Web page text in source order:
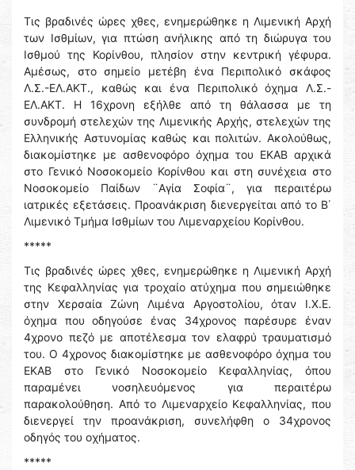
Τις βραδινές ώρες χθες, ενημερώθηκε η Λιμενική Αρχή
των Ισθμίων, για πτώση ανήλικης από τη διώρυγα του
Ισθμού της Κορίνθου, πλησίον στην κεντρική γέφυρα.
Αμέσως, στο σημείο μετέβη ένα Περιπολικό σκάφος
Λ.Σ.-ΕΛ.ΑΚΤ., καθώς και ένα Περιπολικό όχημα Λ.Σ.-
ΕΛ.ΑΚΤ. Η 16χρονη εξήλθε από τη θάλασσα με τη
συνδρομή στελεχών της Λιμενικής Αρχής, στελεχών της
Ελληνικής Αστυνομίας καθώς και πολιτών. Ακολούθως,
διακομίστηκε με ασθενοφόρο όχημα του ΕΚΑΒ αρχικά
στο Γενικό Νοσοκομείο Κορίνθου και στη συνέχεια στο
Νοσοκομείο Παίδων ¨Αγία Σοφία¨, για περαιτέρω
ιατρικές εξετάσεις. Προανάκριση διενεργείται από το Β΄
Λιμενικό Τμήμα Ισθμίων του Λιμεναρχείου Κορίνθου.
*****
Τις βραδινές ώρες χθες, ενημερώθηκε η Λιμενική Αρχή
της Κεφαλληνίας για τροχαίο ατύχημα που σημειώθηκε
στην Χερσαία Ζώνη Λιμένα Αργοστολίου, όταν Ι.Χ.Ε.
όχημα που οδηγούσε ένας 34χρονος παρέσυρε έναν
4χρονο πεζό με αποτέλεσμα τον ελαφρύ τραυματισμό
του. Ο 4χρονος διακομίστηκε με ασθενοφόρο όχημα του
ΕΚΑΒ στο Γενικό Νοσοκομείο Κεφαλληνίας, όπου
παραμένει νοσηλευόμενος για περαιτέρω
παρακολούθηση. Από το Λιμεναρχείο Κεφαλληνίας, που
διενεργεί την προανάκριση, συνελήφθη ο 34χρονος
οδηγός του οχήματος.
*****